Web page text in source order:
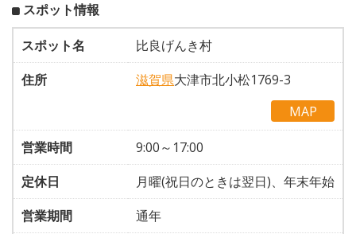
スポット情報
スポット名
比良げんき村
住所
滋賀県大津市北小松1769-3
MAP
営業時間
9:00～17:00
定休日
月曜(祝日のときは翌日)、年末年始
営業期間
通年